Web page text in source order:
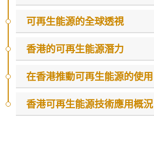
可再生能源的全球透視
香港的可再生能源潛力
在香港推動可再生能源的使用
香港可再生能源技術應用概況